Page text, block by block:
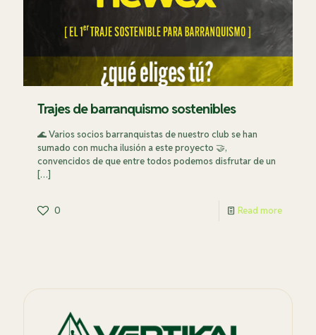
Trajes de barranquismo sostenibles
🌊 Varios socios barranquistas de nuestro club se han
sumado con mucha ilusión a este proyecto 🤝,
convencidos de que entre todos podemos disfrutar de un
[…]
0 Read more